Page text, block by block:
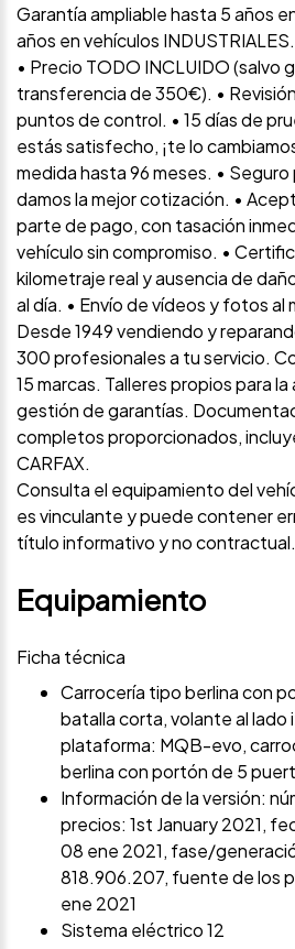
Garantía ampliable hasta 5 años
años en vehículos INDUSTRIALES.
• Precio TODO INCLUIDO (salvo
transferencia de 350€). •
puntos de control. • 15 días de
estás satisfecho, ¡te lo
medida hasta 96 meses. •
damos la mejor cotización. •
parte de pago, con tasación
vehículo sin compromiso. •
kilometraje real y ausencia de
al día. • Envío de vídeos y fotos al
Desde 1949 vendiendo y
300 profesionales a tu servicio.
15 marcas. Talleres propios para
gestión de garantías.
completos proporcionados,
CARFAX.
Consulta el equipamiento del
es vinculante y puede contener
título informativo y no contractual.
Equipamiento
Ficha técnica
Carrocería tipo berlina con
batalla corta, volante al lado
plataforma: MQB-evo,
berlina con portón de 5
Información de la versión:
precios: 1st January 2021,
08 ene 2021, fase/
818.906.207, fuente de los
ene 2021
Sistema eléctrico 12